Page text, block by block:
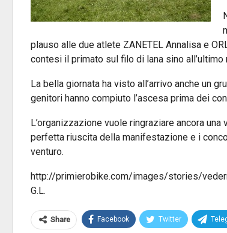
plauso alle due atlete ZANETEL Annalisa e
contesi il primato sul filo di lana sino
La bella giornata ha visto all’arrivo anche un
genitori hanno compiuto l’ascesa prima dei
L’organizzazione vuole ringraziare ancora
perfetta riuscita della manifestazione e i
venturo.
http://primierobike.com/images/stories/
G.L.
Share Facebook Twitter